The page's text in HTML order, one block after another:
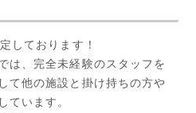
しております！
は、完全未経験のスタッフを
て他の施設と掛け持ちの方や
ています。